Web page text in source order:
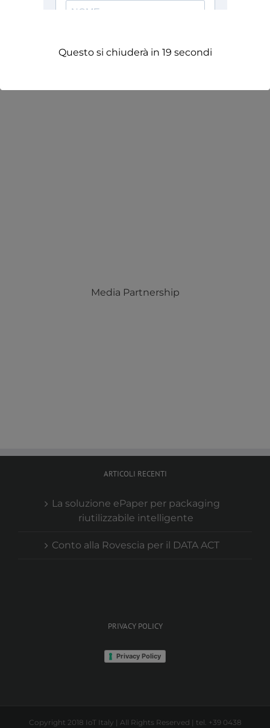
Media Partnership
ARTICOLI RECENTI
La soluzione ePaper per packaging
riutilizzabile intelligente
Conto alla Rovescia per il DATA ACT
PRIVACY POLICY
Privacy Policy
Copyright 2018 IoT Italy | All Rights Reserved | tel. +39 0438
Questo si chiuderà in 19 secondi